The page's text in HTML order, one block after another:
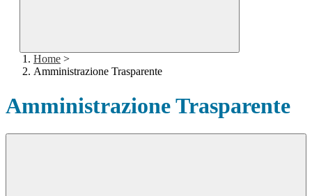
Home >
Amministrazione Trasparente
Amministrazione Trasparente